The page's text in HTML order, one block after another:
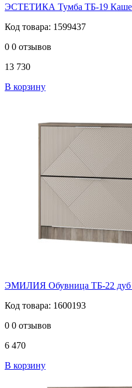
ЭСТЕТИКА Тумба ТБ-19
Код товара: 1599437
0 0 отзывов
13 730
В корзину
ЭМИЛИЯ Обувница ТБ-22 дуб
Код товара: 1600193
0 0 отзывов
6 470
В корзину